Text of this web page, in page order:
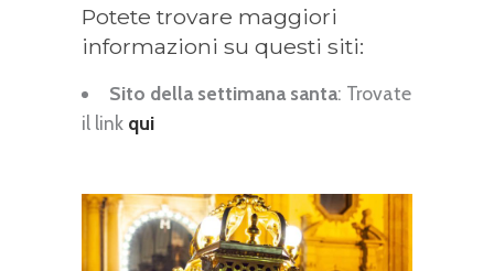
Potete trovare maggiori
informazioni su questi siti:
Sito della settimana santa: Trovate
il link qui